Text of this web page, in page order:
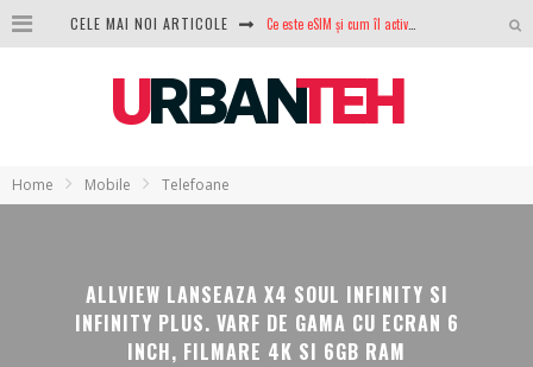
CELE MAI NOI ARTICOLE
GTA VI poate fi precomandat oficial. Rockstar dezvăluie edițiile oficiale și bonusurile pe care le primești
Home Mobile Telefoane
ALLVIEW LANSEAZA X4 SOUL INFINITY SI
INFINITY PLUS. VARF DE GAMA CU ECRAN 6
INCH, FILMARE 4K SI 6GB RAM